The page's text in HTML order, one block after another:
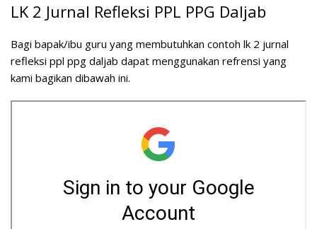
LK 2 Jurnal Refleksi PPL PPG Daljab
Bagi bapak/ibu guru yang membutuhkan contoh lk 2 jurnal
refleksi ppl ppg daljab dapat menggunakan refrensi yang
kami bagikan dibawah ini.